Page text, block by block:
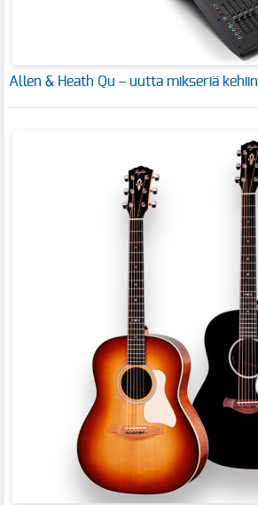
Allen & Heath Qu – uutta mikseriä kehiin